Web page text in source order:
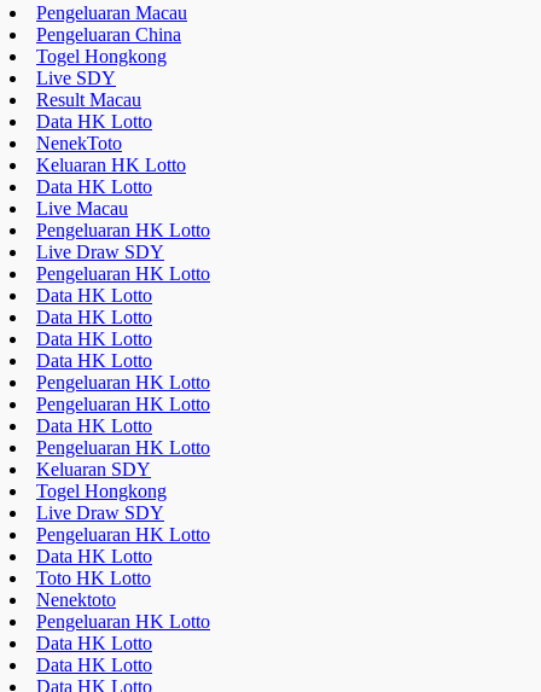
Pengeluaran Macau
Pengeluaran China
Togel Hongkong
Live SDY
Result Macau
Data HK Lotto
NenekToto
Keluaran HK Lotto
Data HK Lotto
Live Macau
Pengeluaran HK Lotto
Live Draw SDY
Pengeluaran HK Lotto
Data HK Lotto
Data HK Lotto
Data HK Lotto
Data HK Lotto
Pengeluaran HK Lotto
Pengeluaran HK Lotto
Data HK Lotto
Pengeluaran HK Lotto
Keluaran SDY
Togel Hongkong
Live Draw SDY
Pengeluaran HK Lotto
Data HK Lotto
Toto HK Lotto
Nenektoto
Pengeluaran HK Lotto
Data HK Lotto
Data HK Lotto
Data HK Lotto